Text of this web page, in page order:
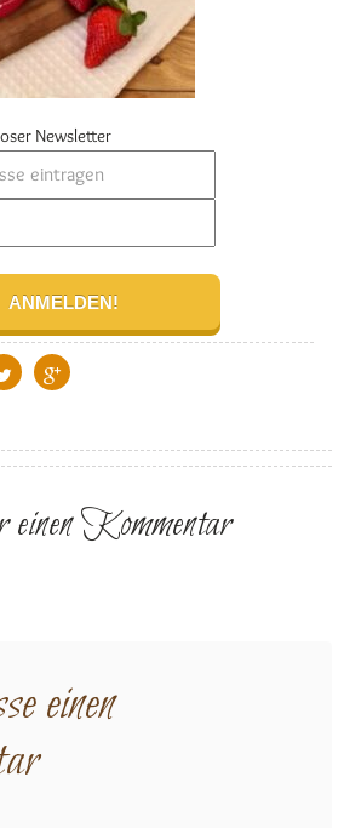
Newsletter
einen Kommentar
einen